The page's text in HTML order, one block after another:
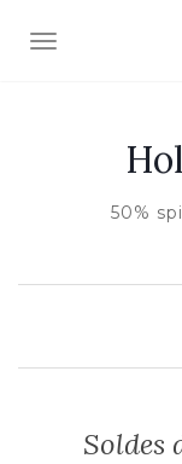
AFFICHER/
50%
Soldes